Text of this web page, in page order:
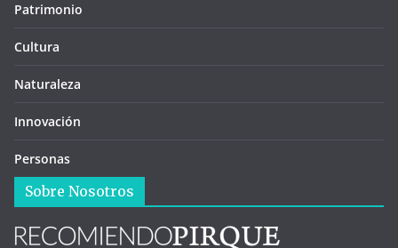
Patrimonio
Cultura
Naturaleza
Innovación
Personas
Sobre Nosotros